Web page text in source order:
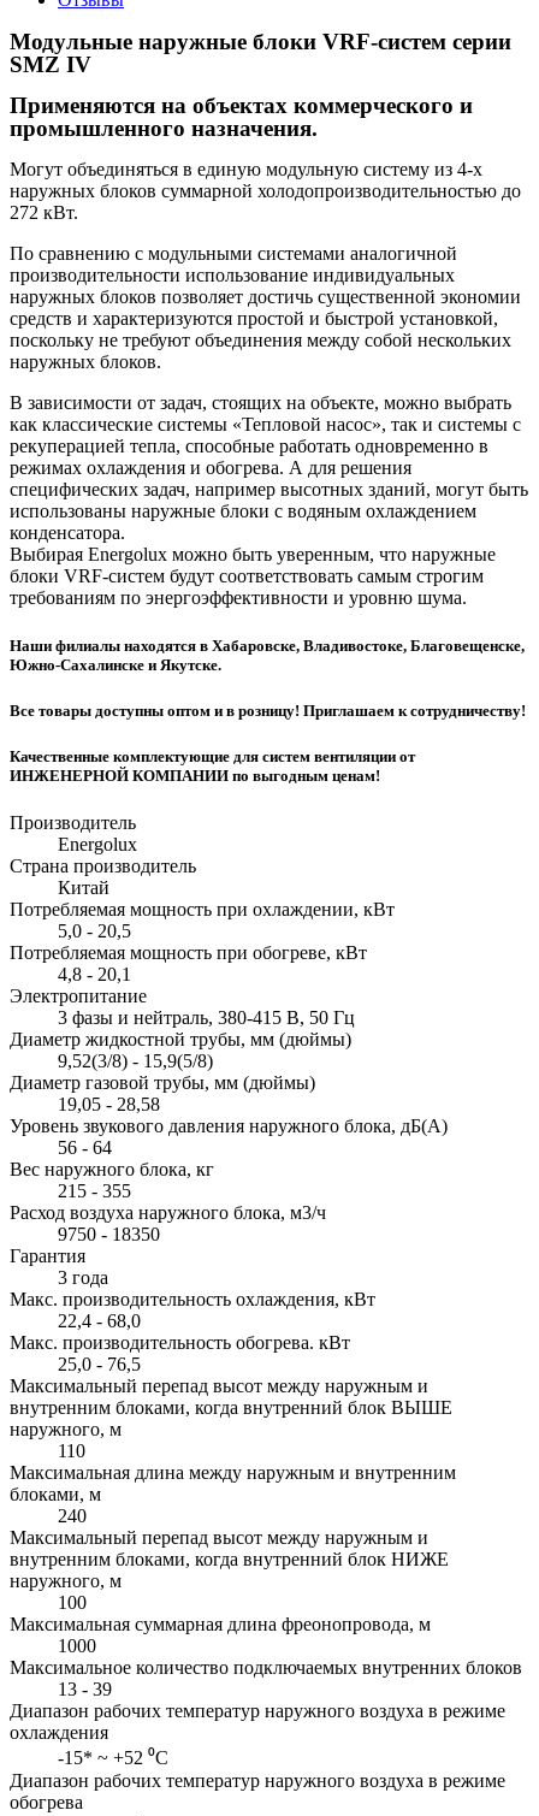
Модульные наружные блоки VRF-систем серии
SMZ IV
Применяются на объектах коммерческого и
промышленного назначения.
Могут объединяться в единую модульную систему из 4-х
наружных блоков суммарной холодопроизводительностью до
272 кВт.
По сравнению с модульными системами аналогичной
производительности использование индивидуальных
наружных блоков позволяет достичь существенной экономии
средств и характеризуются простой и быстрой установкой,
поскольку не требуют объединения между собой нескольких
наружных блоков.
В зависимости от задач, стоящих на объекте, можно выбрать
как классические системы «Тепловой насос», так и системы с
рекуперацией тепла, способные работать одновременно в
режимах охлаждения и обогрева. А для решения
специфических задач, например высотных зданий, могут быть
использованы наружные блоки с водяным охлаждением
конденсатора.
Выбирая Energolux можно быть уверенным, что наружные
блоки VRF-систем будут соответствовать самым строгим
требованиям по энергоэффективности и уровню шума.
Наши филиалы находятся в Хабаровске, Владивостоке, Благовещенске,
Южно-Сахалинске и Якутске.
Все товары доступны оптом и в розницу! Приглашаем к сотрудничеству!
Качественные комплектующие для систем вентиляции от
ИНЖЕНЕРНОЙ КОМПАНИИ по выгодным ценам!
Производитель
Energolux
Страна производитель
Китай
Потребляемая мощность при охлаждении, кВт
5,0 - 20,5
Потребляемая мощность при обогреве, кВт
4,8 - 20,1
Электропитание
3 фазы и нейтраль, 380-415 В, 50 Гц
Диаметр жидкостной трубы, мм (дюймы)
9,52(3/8) - 15,9(5/8)
Диаметр газовой трубы, мм (дюймы)
19,05 - 28,58
Уровень звукового давления наружного блока, дБ(А)
56 - 64
Вес наружного блока, кг
215 - 355
Расход воздуха наружного блока, м3/ч
9750 - 18350
Гарантия
3 года
Макс. производительность охлаждения, кВт
22,4 - 68,0
Макс. производительность обогрева. кВт
25,0 - 76,5
Максимальный перепад высот между наружным и
внутренним блоками, когда внутренний блок ВЫШЕ
наружного, м
110
Максимальная длина между наружным и внутренним
блоками, м
240
Максимальный перепад высот между наружным и
внутренним блоками, когда внутренний блок НИЖЕ
наружного, м
100
Максимальная суммарная длина фреонопровода, м
1000
Максимальное количество подключаемых внутренних блоков
13 - 39
Диапазон рабочих температур наружного воздуха в режиме
охлаждения
-15* ~ +52 ⁰С
Диапазон рабочих температур наружного воздуха в режиме
обогрева